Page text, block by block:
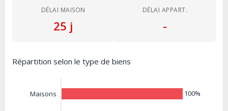
DÉLAI MAISON
25 j
DÉLAI APPART.
-
Répartition selon le type de biens
Maisons 100%